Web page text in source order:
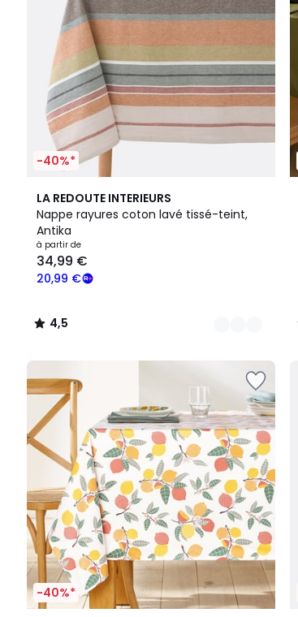
-40%*
LA REDOUTE INTERIEURS
Nappe rayures coton lavé tissé-teint,
Antika
à partir de
20,99 €
34,99 €
4,5
/ 5
3
Couleurs
4,5
/
-40%*